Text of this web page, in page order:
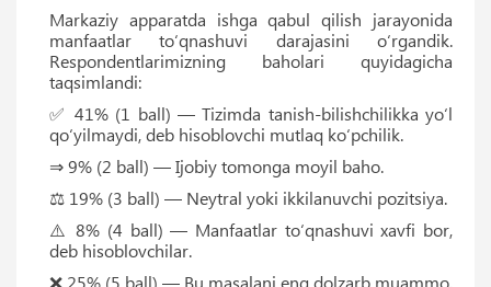
Markaziy apparatda ishga qabul qilish jarayonida
manfaatlar to‘qnashuvi darajasini o‘rgandik.
Respondentlarimizning baholari quyidagicha
taqsimlandi:
✅ 41% (1 ball) — Tizimda tanish-bilishchilikka yo‘l
qo‘yilmaydi, deb hisoblovchi mutlaq ko‘pchilik.
⇒ 9% (2 ball) — Ijobiy tomonga moyil baho.
⚖️ 19% (3 ball) — Neytral yoki ikkilanuvchi pozitsiya.
⚠️ 8% (4 ball) — Manfaatlar to‘qnashuvi xavfi bor,
deb hisoblovchilar.
❌ 25% (5 ball) — Bu masalani eng dolzarb muammo,